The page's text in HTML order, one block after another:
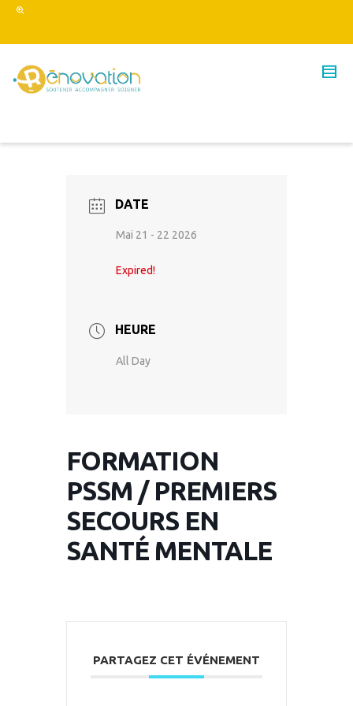
DATE
Mai 21 - 22 2026
Expired!
HEURE
All Day
FORMATION
PSSM / PREMIERS
SECOURS EN
SANTÉ MENTALE
PARTAGEZ CET ÉVÉNEMENT